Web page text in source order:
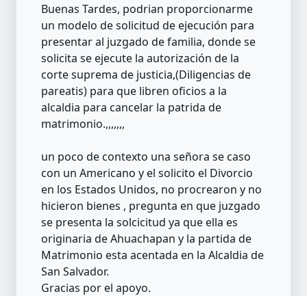
Buenas Tardes, podrian proporcionarme
un modelo de solicitud de ejecución para
presentar al juzgado de familia, donde se
solicita se ejecute la autorización de la
corte suprema de justicia,(Diligencias de
pareatis) para que libren oficios a la
alcaldia para cancelar la patrida de
matrimonio.,,,,,,,
un poco de contexto una señora se caso
con un Americano y el solicito el Divorcio
en los Estados Unidos, no procrearon y no
hicieron bienes , pregunta en que juzgado
se presenta la solcicitud ya que ella es
originaria de Ahuachapan y la partida de
Matrimonio esta acentada en la Alcaldia de
San Salvador.
Gracias por el apoyo.